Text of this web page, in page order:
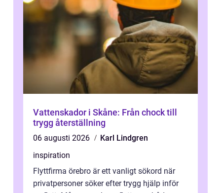
Vattenskador i Skåne: Från chock till
trygg återställning
06 augusti 2026
Karl Lindgren
inspiration
Flyttfirma örebro är ett vanligt sökord när
privatpersoner söker efter trygg hjälp inför